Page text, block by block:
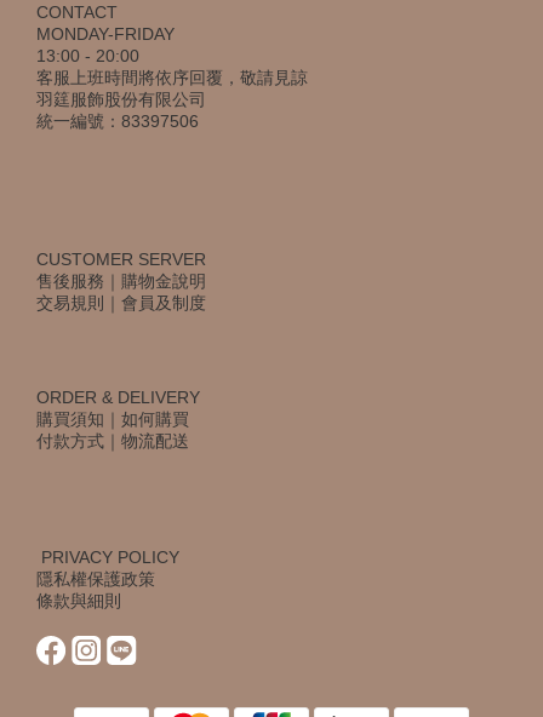
CONTACT
MONDAY-FRIDAY
13:00 - 20:00
客服上班時間將依序回覆，敬請見諒
羽筳服飾股份有限公司
統一編號：83397506
CUSTOMER SERVER
售後服務 ｜ 購物金說明
交易規則
｜ 會員及制度
ORDER & DELIVERY
購買須知 ｜ 如何購買
付款方式 ｜ 物流配送
PRIVACY POLICY
隱私權保護政策
條款與細則